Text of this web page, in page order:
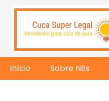
Início Sobre Nós